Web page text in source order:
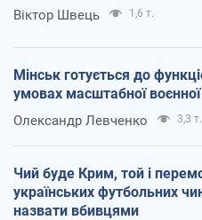
Віктор Швець 1,6 т.
Мінськ готується до
умовах масштабної
Олександр Левченко 3,3 т.
Чий буде Крим, той і
українських футбольних
назвати вбивцями